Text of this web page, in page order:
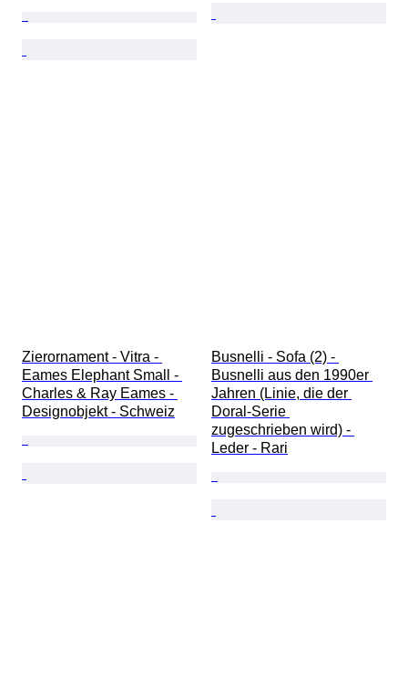
Zierornament - Vitra -
Eames Elephant Small -
Charles & Ray Eames -
Designobjekt - Schweiz
Busnelli - Sofa (2) -
Busnelli aus den 1990er
Jahren (Linie, die der
Doral-Serie
zugeschrieben wird) -
Leder - Rari